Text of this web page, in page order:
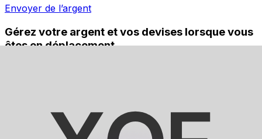
Envoyer de l’argent
Gérez votre argent et vos devises lorsque vous
êtes en déplacement
l'argent à l'étranger sans frais cachés. Téléchargez
l'application dès aujourd'hui !